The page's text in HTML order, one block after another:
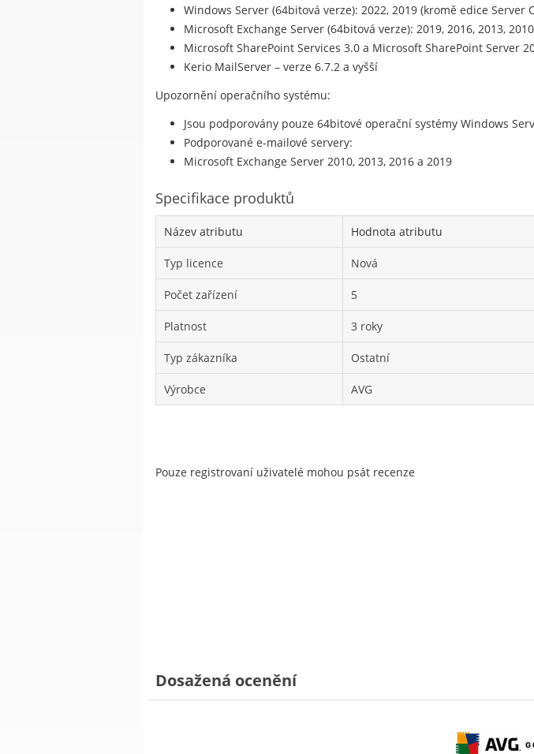
Windows Server (64bitová verze): 2022, 2019 (kromě edice Server
Microsoft Exchange Server (64bitová verze): 2019, 2016, 2013,
Microsoft SharePoint Services 3.0 a Microsoft SharePoint Server
Kerio MailServer – verze 6.7.2 a vyšší
Upozornění operačního systému:
Jsou podporovány pouze 64bitové operační systémy Windows
Podporované e-mailové servery:
Microsoft Exchange Server 2010, 2013, 2016 a 2019
Specifikace produktů
Název atributu Hodnota atributu
Typ licence Nová
Počet zařízení 5
Platnost 3 roky
Typ zákazníka Ostatní
Výrobce AVG
Pouze registrovaní uživatelé mohou psát recenze
Dosažená ocenění